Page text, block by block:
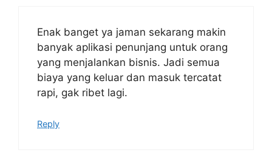
Enak banget ya jaman sekarang makin
banyak aplikasi penunjang untuk orang
yang menjalankan bisnis. Jadi semua
biaya yang keluar dan masuk tercatat
rapi, gak ribet lagi.
Reply